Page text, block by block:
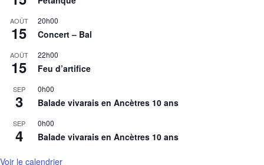
AOÛT
15
20h00
Concert – Bal
AOÛT
15
22h00
Feu d’artifice
SEP
3
0h00
Balade vivarais en Ancètres 10 ans
SEP
4
0h00
Balade vivarais en Ancètres 10 ans
Voir le calendrier